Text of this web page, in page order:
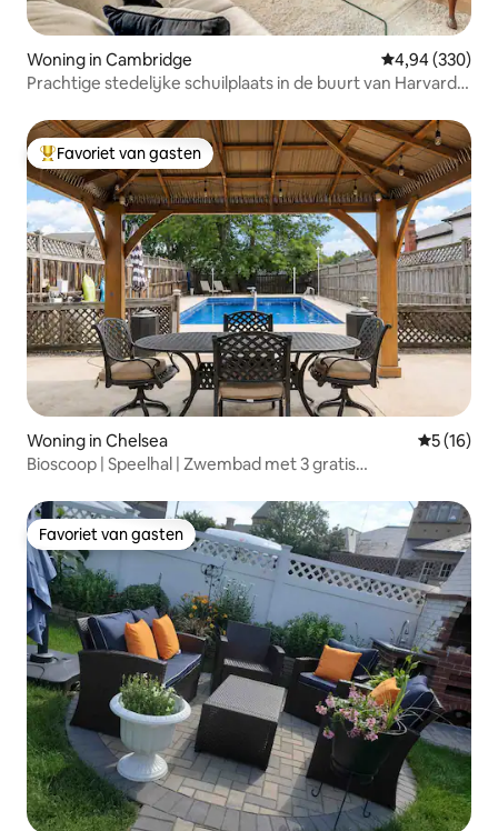
Woning in Cambridge Gemiddelde
4,94 (330)
Prachtige stedelijke schuilplaats in de buurt van Harvard
Topfavoriet van gasten
Favoriet van gasten
Woning in Chelsea
5 (16)
Bioscoop | Speelhal | Zwembad met 3 gratis
Favoriet van gasten
Favoriet van gasten